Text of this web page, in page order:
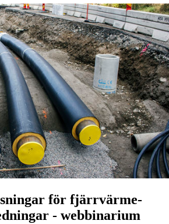
för fjärrvärme-
- webbinarium